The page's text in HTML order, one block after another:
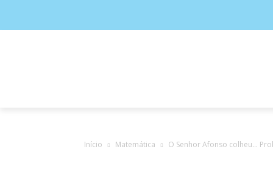
Início Matemática O Senhor Afonso colheu…